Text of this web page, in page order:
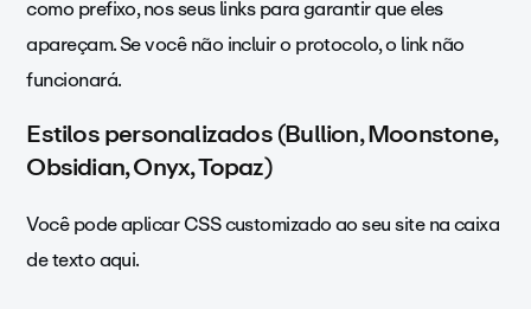
como prefixo, nos seus links para garantir que eles
apareçam. Se vocênão incluir o protocolo, o link não
funcionará.
Estilos personalizados (Bullion, Moonstone,
Obsidian, Onyx, Topaz)
Você pode aplicar CSS customizado ao seu site na caixa
de texto aqui.